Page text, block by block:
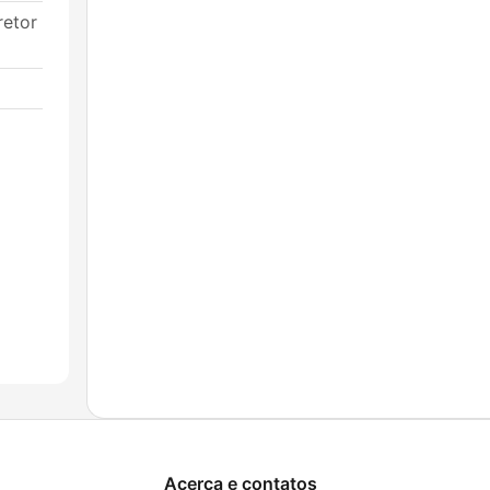
Acerca e contatos